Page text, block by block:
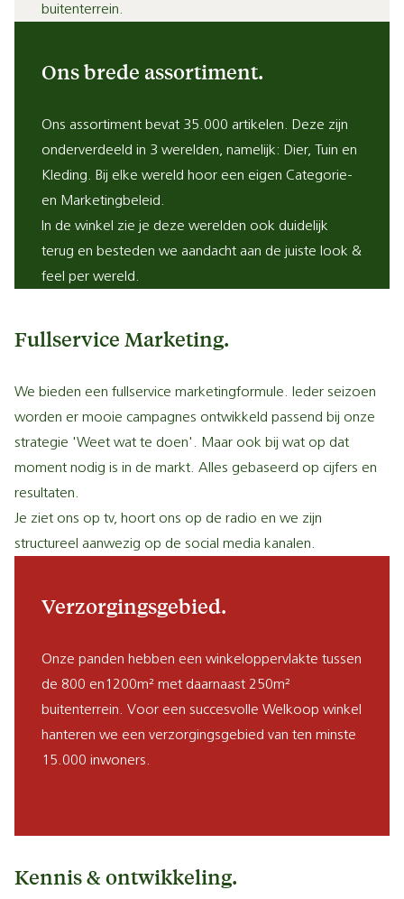
buitenterrein.
Ons brede assortiment.
Ons assortiment bevat 35.000 artikelen. Deze zijn
onderverdeeld in 3 werelden, namelijk: Dier, Tuin en
Kleding. Bij elke wereld hoor een eigen Categorie-
en Marketingbeleid.
In de winkel zie je deze werelden ook duidelijk
terug en besteden we aandacht aan de juiste look &
feel per wereld.
Fullservice Marketing.
We bieden een fullservice marketingformule. Ieder seizoen
worden er mooie campagnes ontwikkeld passend bij onze
strategie 'Weet wat te doen'. Maar ook bij wat op dat
moment nodig is in de markt. Alles gebaseerd op cijfers en
resultaten.
Je ziet ons op tv, hoort ons op de radio en we zijn
structureel aanwezig op de social media kanalen.
Verzorgingsgebied.
Onze panden hebben een winkeloppervlakte tussen
de 800 en1200m² met daarnaast 250m²
buitenterrein. Voor een succesvolle Welkoop winkel
hanteren we een verzorgingsgebied van ten minste
15.000 inwoners.
Kennis & ontwikkeling.